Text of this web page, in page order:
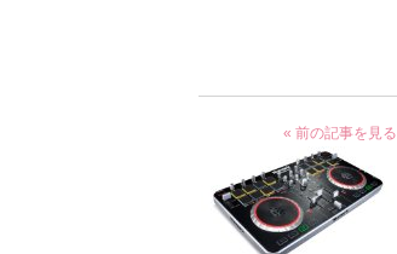
« 前の記事を見る